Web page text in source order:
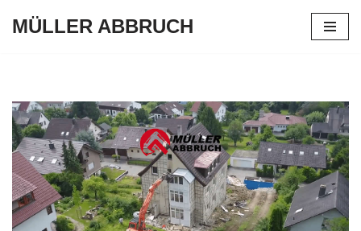
MÜLLER ABBRUCH